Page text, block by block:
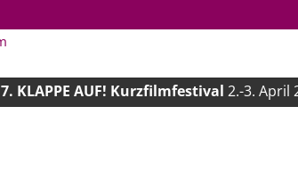
7. KLAPPE AUF! Kurzfilmfestival2.-3. April